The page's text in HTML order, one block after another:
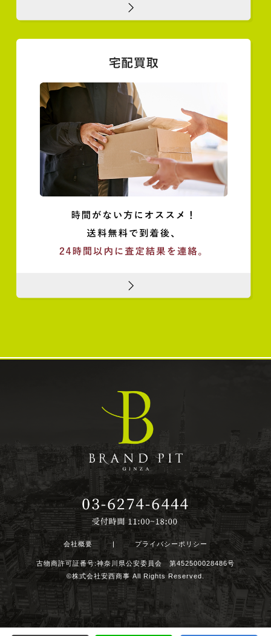
会社概要 プライバシーポリシー
古物商許可証番号:神奈川県公安委員会 第452500028486号
©株式会社安西商事 All Rights Reserved.